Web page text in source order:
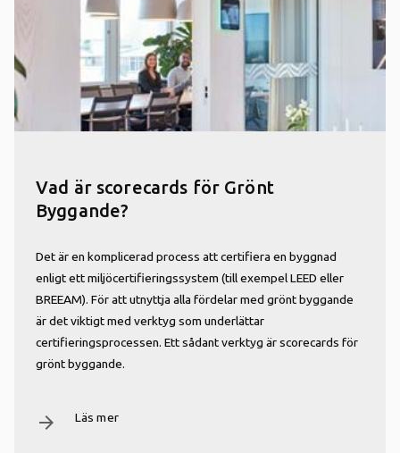
Vad är scorecards för Grönt
Byggande?
Det är en komplicerad process att certifiera en byggnad
enligt ett miljöcertifieringssystem (till exempel LEED eller
BREEAM). För att utnyttja alla fördelar med grönt byggande
är det viktigt med verktyg som underlättar
certifieringsprocessen. Ett sådant verktyg är scorecards för
grönt byggande.
arrow_forward Läs mer